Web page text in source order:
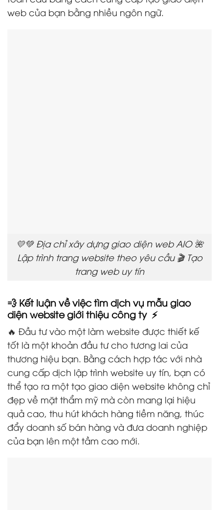
web của bạn bằng nhiều ngôn ngữ.
💛💚 Địa chỉ xây dựng giao diện web AIO 🌺
Lập trình trang website theo yêu cầu 🎬 Tạo
trang web uy tín
💨 Kết luận về việc tìm dịch vụ mẫu giao
diện website giới thiệu công ty ⚡
🔥 Đầu tư vào một làm website được thiết kế
tốt là một khoản đầu tư cho tương lai của
thương hiệu bạn. Bằng cách hợp tác với nhà
cung cấp dịch lập trình website uy tín, bạn có
thể tạo ra một tạo giao diện website không chỉ
đẹp về mặt thẩm mỹ mà còn mang lại hiệu
quả cao, thu hút khách hàng tiềm năng, thúc
đẩy doanh số bán hàng và đưa doanh nghiệp
của bạn lên một tầm cao mới.